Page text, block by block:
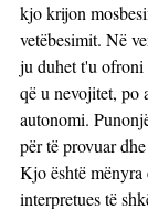
kjo krijon
vetëbesimit. Në
ju duhet t'u
që u nevojitet, po
autonomi.
për të provuar
Kjo është mënyra
interpretues të